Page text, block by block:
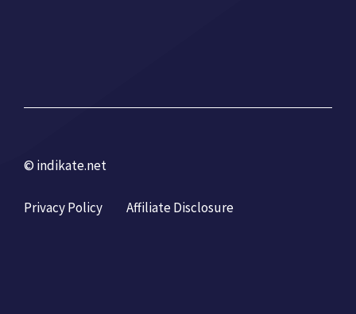
© indikate.net
Privacy Policy Affiliate Disclosure